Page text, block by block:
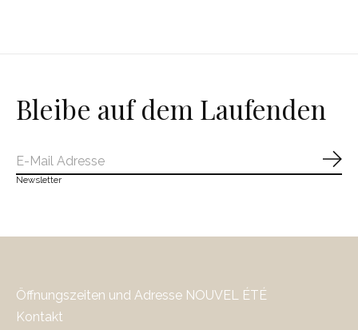
Bleibe auf dem Laufenden
Newsletter
Öffnungszeiten und Adresse NOUVEL ÉTÉ
Kontakt